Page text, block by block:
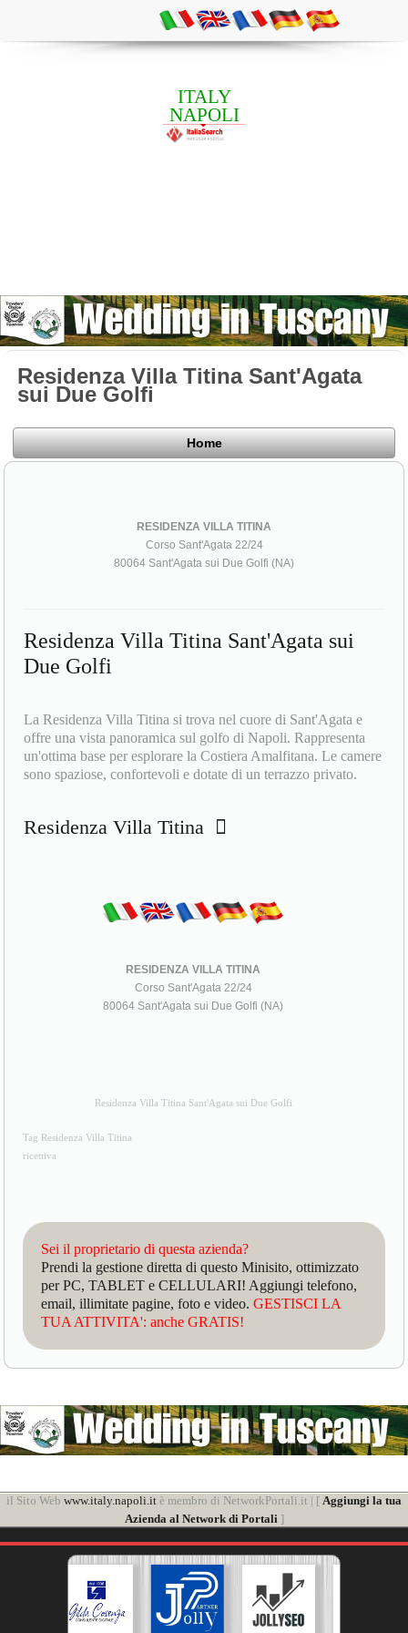
ITALY
NAPOLI
Residenza Villa Titina Sant'Agata
sui Due Golfi
Home
RESIDENZA VILLA TITINA
Corso Sant'Agata 22/24
80064 Sant'Agata sui Due Golfi (NA)
Residenza Villa Titina Sant'Agata sui
Due Golfi
La Residenza Villa Titina si trova nel cuore di Sant'Agata e
offre una vista panoramica sul golfo di Napoli. Rappresenta
un'ottima base per esplorare la Costiera Amalfitana. Le camere
sono spaziose, confortevoli e dotate di un terrazzo privato.
Residenza Villa Titina
RESIDENZA VILLA TITINA
Corso Sant'Agata 22/24
80064 Sant'Agata sui Due Golfi (NA)
Residenza Villa Titina Sant'Agata sui Due Golfi
Tag Residenza Villa Titina
ricettiva
Sei il proprietario di questa azienda?
Prendi la gestione diretta di questo Minisito, ottimizzato
per PC, TABLET e CELLULARI! Aggiungi telefono,
email, illimitate pagine, foto e video.GESTISCI LA
TUA ATTIVITA': anche GRATIS!
il Sito Web www.italy.napoli.it è membro di NetworkPortali.it | [ Aggiungi la tua
Azienda al Network di Portali]